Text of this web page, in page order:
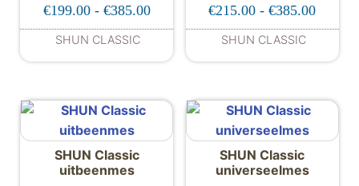
€199.00 - €385.00Prijsklasse: €199.00 tot €385.00
SHUN CLASSIC
Dit product heeft meerdere variaties.
€215.00 - €385.00
SHUN CLASSIC
Dit product
SHUN Classic
uitbeenmes
SHUN Classic
universeelmes